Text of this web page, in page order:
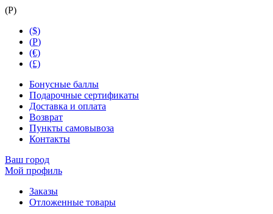
(Р)
($)
(Р)
(€)
(£)
Бонусные баллы
Подарочные сертификаты
Доставка и оплата
Возврат
Пункты самовывоза
Контакты
Ваш город
Мой профиль
Заказы
Отложенные товары